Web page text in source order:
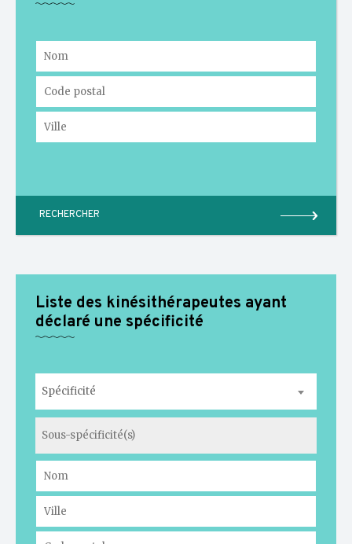
Liste des kinésithérapeutes ayant
déclaré une spécificité
Spécificité